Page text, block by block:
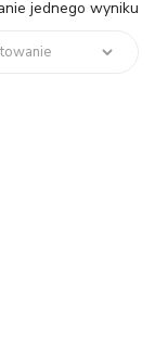
jednego wyniku